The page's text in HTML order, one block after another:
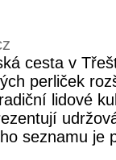
cesta v
perliček
lidové
seznamu je